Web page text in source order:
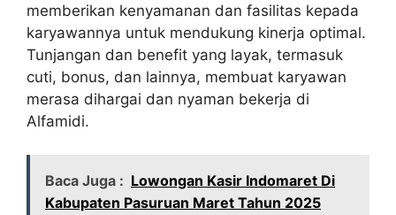
memberikan kenyamanan dan fasilitas kepada
karyawannya untuk mendukung kinerja optimal.
Tunjangan dan benefit yang layak, termasuk
cuti, bonus, dan lainnya, membuat karyawan
merasa dihargai dan nyaman bekerja di
Alfamidi.
Baca Juga : Lowongan Kasir Indomaret Di
Kabupaten Pasuruan Maret Tahun 2025